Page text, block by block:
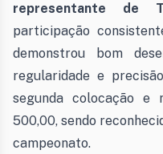
representante de
participação
demonstrou bom
regularidade e
segunda colocação e
500,00, sendo
campeonato.